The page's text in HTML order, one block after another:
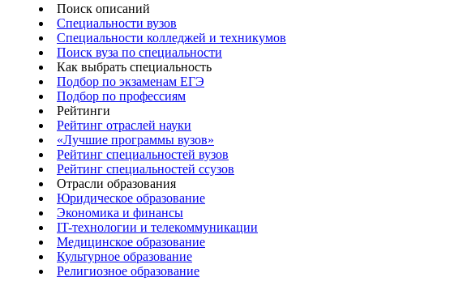
Поиск описаний
Специальности вузов
Специальности колледжей и техникумов
Поиск вуза по специальности
Как выбрать специальность
Подбор по экзаменам ЕГЭ
Подбор по профессиям
Рейтинги
Рейтинг отраслей науки
«Лучшие программы вузов»
Рейтинг специальностей вузов
Рейтинг специальностей ссузов
Отрасли образования
Юридическое образование
Экономика и финансы
IT-технологии и телекоммуникации
Медицинское образование
Культурное образование
Религиозное образование